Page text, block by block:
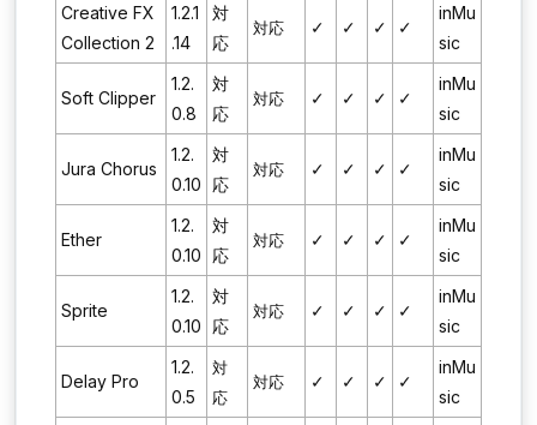
Creative FX
Collection 2
1.2.1
.14
対
応
対応 ✓ ✓ ✓ ✓
inMu
sic
Soft Clipper
1.2.
0.8
対
応
対応 ✓ ✓ ✓ ✓
inMu
sic
Jura Chorus
1.2.
0.10
対
応
対応 ✓ ✓ ✓ ✓
inMu
sic
Ether
1.2.
0.10
対
応
対応 ✓ ✓ ✓ ✓
inMu
sic
Sprite
1.2.
0.10
対
応
対応 ✓ ✓ ✓ ✓
inMu
sic
Delay Pro
1.2.
0.5
対
応
対応 ✓ ✓ ✓ ✓
inMu
sic